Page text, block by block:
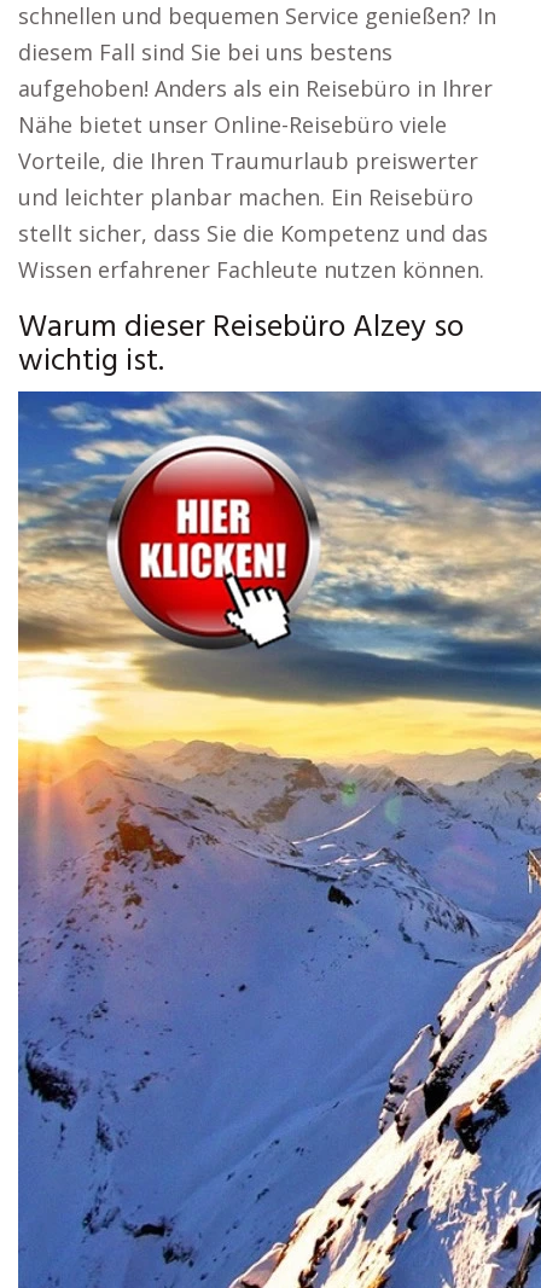
schnellen und bequemen Service genießen? In
diesem Fall sind Sie bei uns bestens
aufgehoben! Anders als ein Reisebüro in Ihrer
Nähe bietet unser Online-Reisebüro viele
Vorteile, die Ihren Traumurlaub preiswerter
und leichter planbar machen. Ein Reisebüro
stellt sicher, dass Sie die Kompetenz und das
Wissen erfahrener Fachleute nutzen können.
Warum dieser Reisebüro Alzey so
wichtig ist.